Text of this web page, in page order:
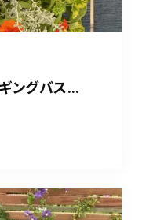
ングバス...